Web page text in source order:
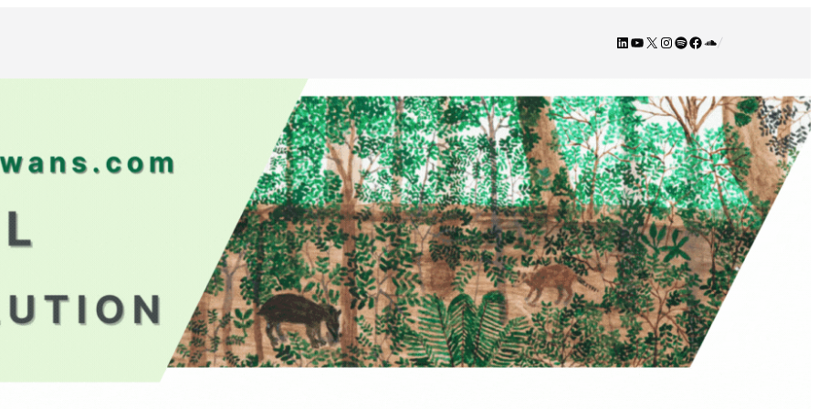
LinkedIn
YouTube
X Instagram
Spotify
Facebook
SoundCloud
/